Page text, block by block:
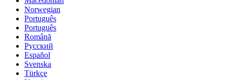
Norwegian
Português
Português
Română
Русский
Español
Svenska
Türkçe